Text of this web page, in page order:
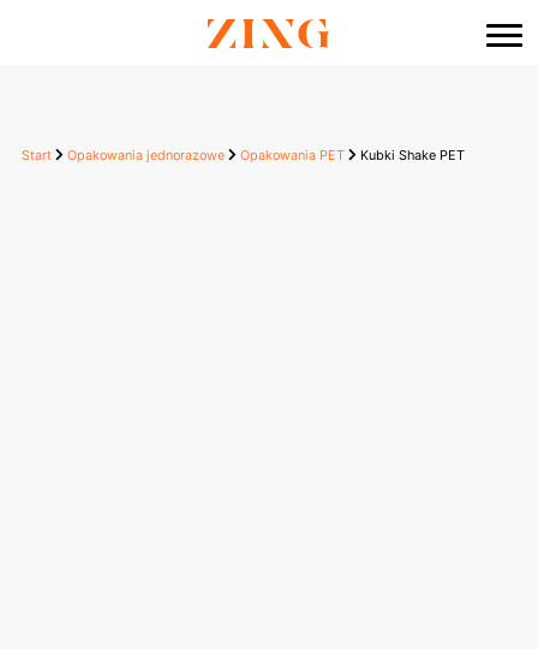
Start Opakowania jednorazowe Opakowania PET Kubki Shake PET